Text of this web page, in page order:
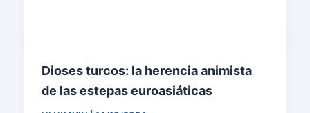
Dioses turcos: la herencia animista
de las estepas euroasiáticas